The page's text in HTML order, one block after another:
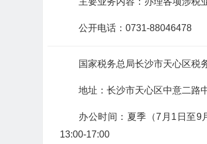
公开电话：0731-88046478
国家税务总局长沙市天心区税
地址：长沙市天心区中意二路
办公时间：夏季（7月1日至
13:00-17:00